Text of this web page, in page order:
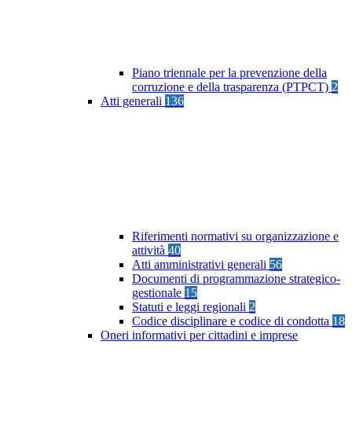
Piano triennale per la prevenzione della
corruzione e della trasparenza (PTPCT) 2
Atti generali 136
Riferimenti normativi su organizzazione e
attività 40
Atti amministrativi generali 56
Documenti di programmazione strategico-
gestionale 15
Statuti e leggi regionali 2
Codice disciplinare e codice di condotta 18
Oneri informativi per cittadini e imprese